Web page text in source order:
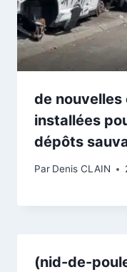
de
installées
dépôts
Par Denis CLAIN
(nid-de-